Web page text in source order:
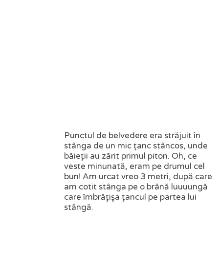
Punctul de belvedere era străjuit în
stânga de un mic ţanc stâncos, unde
băieţii au zărit primul piton. Oh, ce
veste minunată, eram pe drumul cel
bun! Am urcat vreo 3 metri, după care
am cotit stânga pe o brână luuuungă
care îmbrăţişa ţancul pe partea lui
stângă.